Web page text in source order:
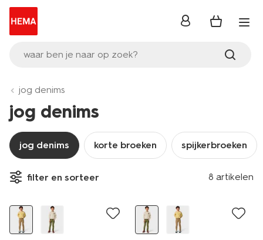
waar ben je naar op zoek?
inloggen
jog denims
jog denims
jog denims korte broeken spijkerbroeken
filter en sorteer 8 artikelen
nieuw